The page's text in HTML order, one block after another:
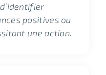
positives ou
une action.